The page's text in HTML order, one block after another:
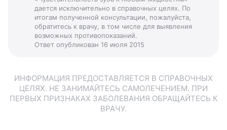
дается исключительно в справочных целях. По
итогам полученной консультации, пожалуйста,
обратитесь к врачу, в том числе для выявления
возможных противопоказаний.
Ответ опубликован 16 июля 2015
ИНФОРМАЦИЯ ПРЕДОСТАВЛЯЕТСЯ В СПРАВОЧНЫХ
ЦЕЛЯХ. НЕ ЗАНИМАЙТЕСЬ САМОЛЕЧЕНИЕМ. ПРИ
ПЕРВЫХ ПРИЗНАКАХ ЗАБОЛЕВАНИЯ ОБРАЩАЙТЕСЬ К
ВРАЧУ.